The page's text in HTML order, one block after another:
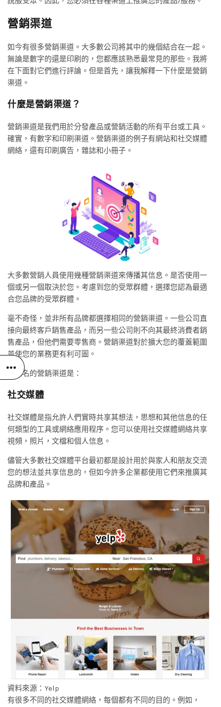
營銷渠道
如今有很多營銷渠道。大多數公司將其中的幾個結合在一起。
無論是數字的還是印刷的，您都應該熟悉最常見的那些。我將
在下面對它們進行評論。但是首先，讓我解釋一下什麼是營銷
渠道。
什麼是營銷渠道？
營銷渠道是我們用於分發產品或營銷活動的所有平台或工具。
確實，有數字和印刷渠道。營銷渠道的例子有網站和社交媒體
網絡，還有印刷廣告，雜誌和小冊子。
大多數營銷人員使用幾種營銷渠道來傳播其信息。是否使用一
個或另一個取決於您。考慮到您的受眾群體，選擇您認為最適
合您品牌的受眾群體。
毫不奇怪，並非所有品牌都選擇相同的營銷渠道。一些公司直
接向最終客戶銷售產品，而另一些公司則不向其最終消費者銷
售產品，但他們需要零售商。營銷渠道對於擴大您的覆蓋範圍
並使您的業務更有利可圖。
最知名的營銷渠道是：
社交媒體
社交媒體是指允許人們實時共享其想法，思想和其他信息的任
何類型的工具或網絡應用程序。您可以使用社交媒體網絡共享
視頻，照片，文檔和個人信息。
儘管大多數社交媒體平台最初都是設計用於與家人和朋友交流
您的想法並共享信息的，但如今許多企業都使用它們來推廣其
品牌和產品。
資料來源：Yelp
有很多不同的社交媒體網絡，每個都有不同的目的。例如，